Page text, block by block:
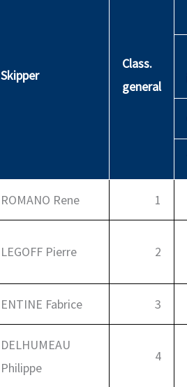
Skipper
Class.
general
ROMANO Rene 1
LEGOFF Pierre 2
ENTINE Fabrice 3
DELHUMEAU
Philippe
4